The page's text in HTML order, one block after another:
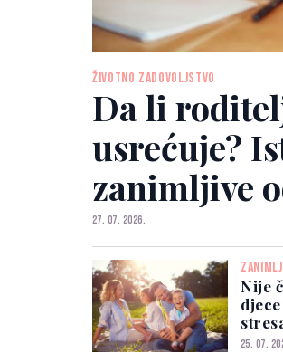
ŽIVOTNO ZADOVOLJSTVO
Da li
usrećuje?
zanimljive
27. 07. 2026.
Nije
25. 07.